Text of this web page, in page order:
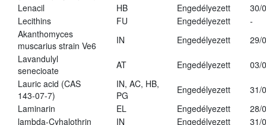
Lenacil
HB Engedélyezett
30/
Lecithins
FU Engedélyezett
-
Akanthomyces
muscarius strain Ve6
IN Engedélyezett
29/
Lavandulyl
senecioate
AT Engedélyezett
03/
Lauric acid (CAS
143-07-7)
IN, AC, HB,
PG
Engedélyezett
31/
Laminarin
EL Engedélyezett
28/
lambda-Cyhalothrin
IN Engedélyezett 31/